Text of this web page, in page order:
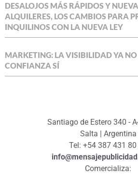
DESALOJOS MÁS RÁPIDOS Y
ALQUILERES, LOS CAMBIOS PARA
INQUILINOS CON LA NUEVA LEY
MARKETING: LA VISIBILIDAD YA
CONFIANZA SÍ
Santiago de Estero 340 -
Salta | Argentina
Tel: +54 387 431 80
Comercializa: